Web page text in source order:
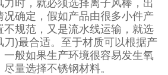
时，就必须选择离子风棒，出
况确定，假如产品由很多小件产
不规范，又是流水线运输，就选
)最合适。至于材质可以根据产
一般如果生产环境很容易发生氧
量选择不锈钢材料。